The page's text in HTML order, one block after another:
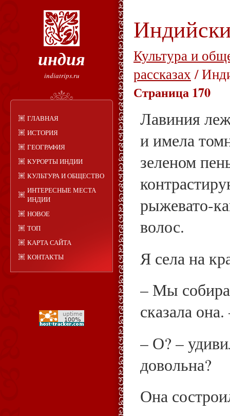
индия
indiatrips.ru
ГЛАВНАЯ
ИСТОРИЯ
ГЕОГРАФИЯ
КУРОРТЫ ИНДИИ
КУЛЬТУРА И ОБЩЕСТВО
ИНТЕРЕСНЫЕ МЕСТА
ИНДИИ
НОВОЕ
ТОП
КАРТА САЙТА
КОНТАКТЫ
Культура и
рассказах/
Страница 170
Лавиния
и имела
зеленом
волос.
Я села на
– Мы
сказала
– О? –
довольна?
Она